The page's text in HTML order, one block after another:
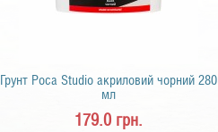
Грунт Роса Studio акриловий чорний 280
мл
179.0 грн.